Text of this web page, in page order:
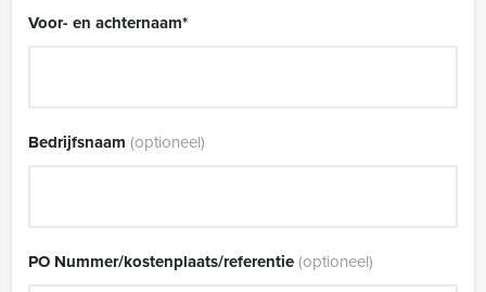
Voor- en achternaam*
Bedrijfsnaam (optioneel)
PO Nummer/kostenplaats/referentie(optioneel)